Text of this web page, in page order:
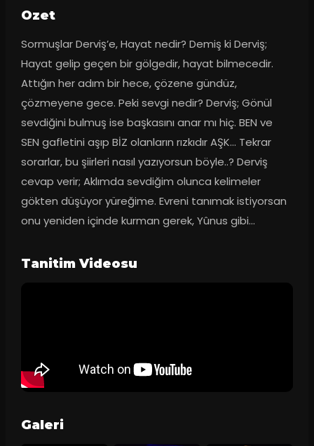
Ozet
Sormuşlar Derviş’e, Hayat nedir? Demiş ki Derviş;
Hayat gelip geçen bir gölgedir, hayat bilmecedir.
Attığın her adım bir hece, çözene gündüz,
çözmeyene gece. Peki sevgi nedir? Derviş; Gönül
sevdiğini bulmuş ise başkasını anar mı hiç. BEN ve
SEN gafletini aşıp BİZ olanların rızkıdır AŞK… Tekrar
sorarlar, bu şiirleri nasıl yazıyorsun böyle..? Derviş
cevap verir; Aklımda sevdiğim olunca kelimeler
gökten düşüyor yüreğime. Evreni tanımak istiyorsan
onu yeniden içinde kurman gerek, Yûnus gibi…
Tanitim Videosu
Galeri